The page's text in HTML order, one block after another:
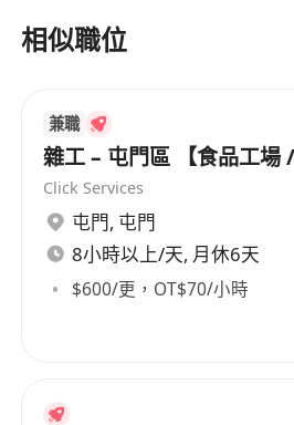
引及相關安全規範；
作指引；
處理突發停電、設備異常等
程序，迅速恢復供電，並撰
出預防措施；
支援能源管理相關工作，包
維協調。
持有香港認可之電氣工程高
相似職位
兼職
雜工 – 屯門區 【食品工場 /
Click Services
屯門, 屯門
8小時以上/天, 月休6天
$600/更，OT$70/小時